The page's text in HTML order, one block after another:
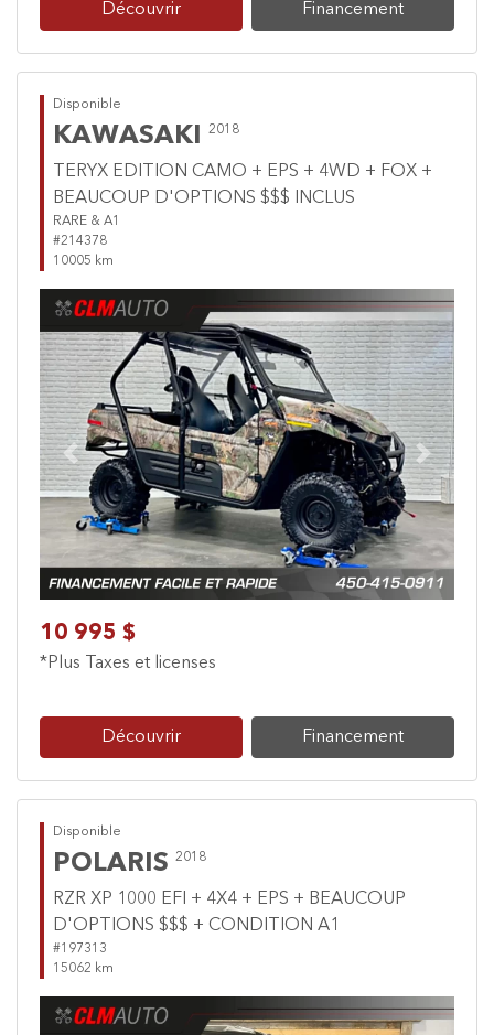
Découvrir Financement
Disponible
KAWASAKI 2018
TERYX EDITION CAMO + EPS + 4WD + FOX +
BEAUCOUP D'OPTIONS $$$ INCLUS
RARE & A1
#214378
10005 km
Previous Next
10 995 $
*Plus Taxes et licenses
Découvrir Financement
Disponible
POLARIS 2018
RZR XP 1000 EFI + 4X4 + EPS + BEAUCOUP
D'OPTIONS $$$ + CONDITION A1
#197313
15062 km